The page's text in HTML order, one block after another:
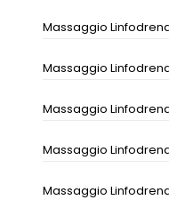
Massaggio
Massaggio
Massaggio
Massaggio
Massaggio